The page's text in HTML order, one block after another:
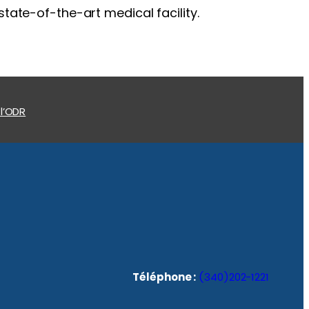
of-the-art medical facility.
Téléphone : (340)202-1221